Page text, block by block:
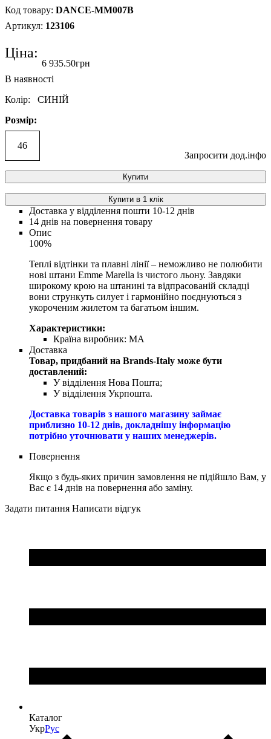
DANCE-MM007B
123106
Ціна:
6 935.50грн
Колір:
СИНІЙ
Розмір:
46
Запросити дод.інфо
Купити
Купити в 1 клік
Доставка у відділення пошти 10-12 днів
14 днів на повернення товару
Опис
100%
Теплі відтінки та плавні лінії – неможливо не полюбити
нові штани Emme Marella із чистого льону. Завдяки
широкому крою на штанині та відпрасованій складці
вони стрункуть силует і гармонійно поєднуються з
укороченим жилетом та багатьом іншим.
Характеристики:
Країна виробник: MA
Доставка
Товар, придбаний на Brands-Italy може бути
доставлений:
У відділення Нова Пошта;
У відділення Укрпошта.
Доставка товарів з нашого магазину займає
приблизно 10-12 днів, докладнішу інформацію
потрібно уточнювати у наших менеджерів.
Повернення
Якщо з будь-яких причин замовлення не підійшло Вам, у
Вас є 14 днів на повернення або заміну.
Задати питання Написати відгук
Каталог
УкрРус